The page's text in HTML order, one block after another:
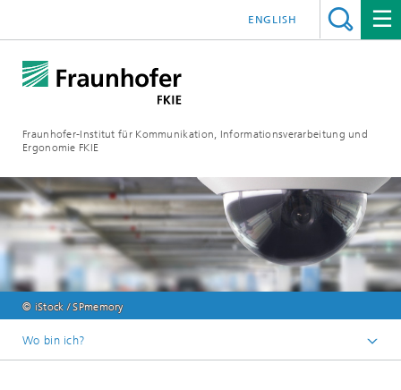
Fraunhofer-Institut für Kommunikation, Informationsverarbeitung und
Ergonomie FKIE
ENGLISH
© iStock / SPmemory
Wo bin ich?